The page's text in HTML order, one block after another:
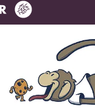
Loading...
Bio